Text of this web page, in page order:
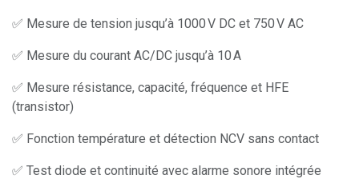
✅ Mesure de tension jusqu’à 1000 V DC et 750 V AC
✅ Mesure du courant AC/DC jusqu’à 10 A
✅ Mesure résistance, capacité, fréquence et HFE
(transistor)
✅ Fonction température et détection NCV sans contact
✅ Test diode et continuité avec alarme sonore intégrée